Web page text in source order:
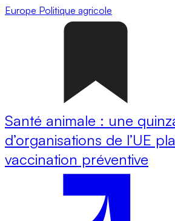
Europe Politique agricole
Santé animale : une
d’organisations de l’UE
vaccination préventive